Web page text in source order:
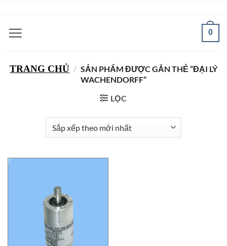
nội
0
TRANG CHỦ / SẢN PHẨM ĐƯỢC GẮN THẺ “ĐẠI LÝ
WACHENDORFF”
LỌC